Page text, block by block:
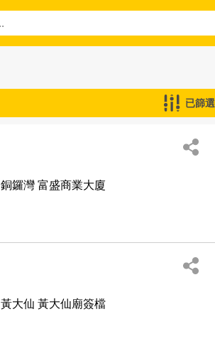
已篩選
銅鑼灣 富盛商業大廈
黃大仙 黃大仙廟簽檔